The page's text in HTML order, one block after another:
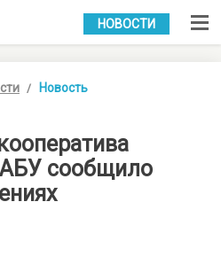
УКР РУС
НОВОСТИ
Новость
сообщило